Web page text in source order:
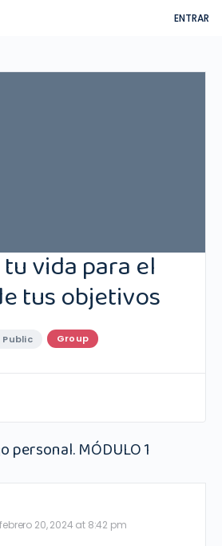
ENTRAR
vida para el
tus objetivos
Public Group
personal. MÓDULO 1
febrero 20, 2024 at 8:42 pm